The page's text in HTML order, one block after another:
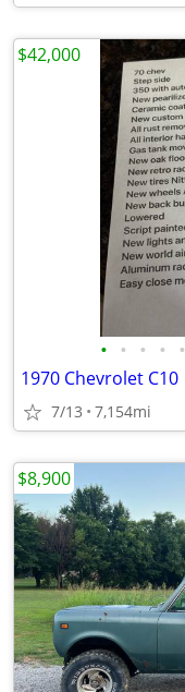
• • • • •
1970 Chevrolet C10
7/13 7,154mi
$42,000
$8,900